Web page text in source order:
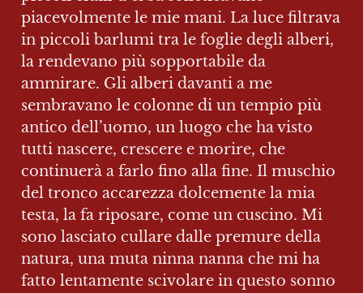
piacevolmente le mie mani. La luce filtrava
in piccoli barlumi tra le foglie degli alberi,
la rendevano più sopportabile da
ammirare. Gli alberi davanti a me
sembravano le colonne di un tempio più
antico dell’uomo, un luogo che ha visto
tutti nascere, crescere e morire, che
continuerà a farlo fino alla fine. Il muschio
del tronco accarezza dolcemente la mia
testa, la fa riposare, come un cuscino. Mi
sono lasciato cullare dalle premure della
natura, una muta ninna nanna che mi ha
fatto lentamente scivolare in questo sonno